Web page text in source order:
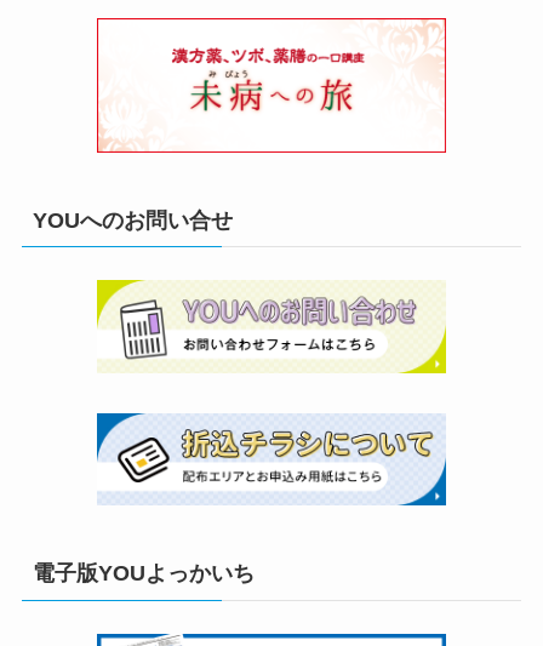
YOUへのお問い合せ
電子版YOUよっかいち